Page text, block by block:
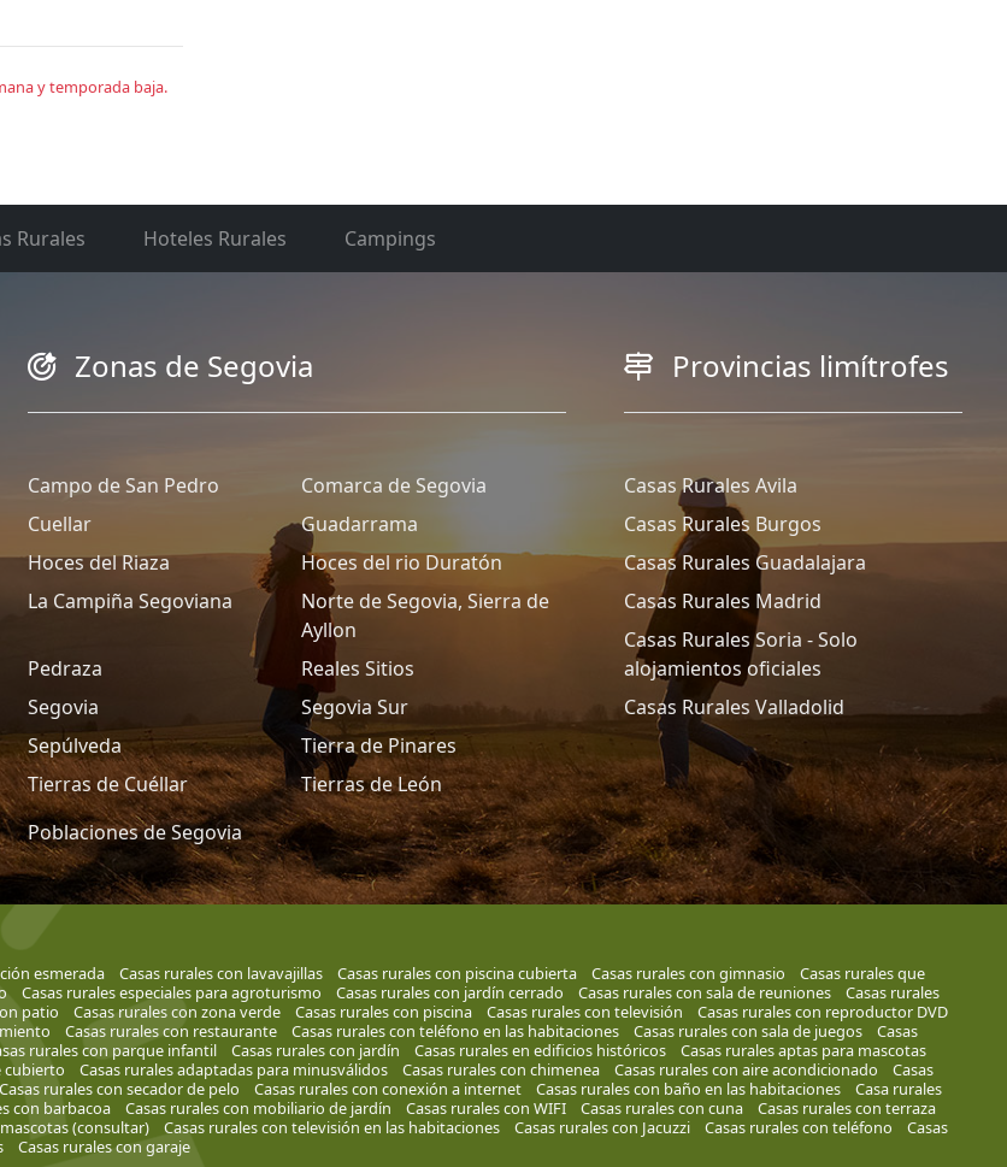
y temporada baja.
Rurales Hoteles Rurales Campings
Zonas de Segovia
Campo de San Pedro
Comarca de Segovia
Cuellar
Guadarrama
Hoces del Riaza
Hoces del rio Duratón
La Campiña Segoviana
Norte de Segovia, Sierra de
Ayllon
Pedraza
Reales Sitios
Segovia
Segovia Sur
Sepúlveda
Tierra de Pinares
Tierras de Cuéllar
Tierras de León
Poblaciones de Segovia
Provincias limítrofes
Casas Rurales Avila
Casas Rurales Burgos
Casas Rurales Guadalajara
Casas Rurales Madrid
Casas Rurales Soria - Solo
alojamientos oficiales
Casas Rurales Valladolid
esmerada Casas rurales con lavavajillas Casas rurales con piscina cubierta Casas rurales con gimnasio
Casas rurales que
Casas rurales especiales para agroturismo Casas rurales con jardín cerrado Casas rurales con sala de reuniones
Casas rurales
patio Casas rurales con zona verde Casas rurales con piscina Casas rurales con televisión
Casas rurales con reproductor DVD
Casas rurales con restaurante Casas rurales con teléfono en las habitaciones Casas rurales con sala de juegos
Casas
rurales con parque infantil Casas rurales con jardín Casas rurales en edificios históricos
Casas rurales aptas para mascotas
cubierto
Casas rurales adaptadas para minusválidos Casas rurales con chimenea Casas rurales con aire acondicionado
Casas
Casas rurales con secador de pelo Casas rurales con conexión a internet Casas rurales con baño en las habitaciones
Casa rurales
con barbacoa Casas rurales con mobiliario de jardín Casas rurales con WIFI Casas rurales con cuna
Casas rurales con terraza
(consultar)
Casas rurales con televisión en las habitaciones Casas rurales con Jacuzzi Casas rurales con teléfono
Casas
Casas rurales con garaje